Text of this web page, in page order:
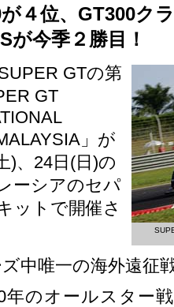
４位、GT300ク
が今季２勝目！
GTの第
GT
」が
)、24日(日)の
ーシアのセパ
ットで開催さ
中唯一の海外遠征
年のオールスター